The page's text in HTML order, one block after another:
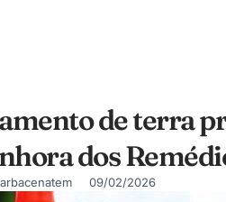
de terra
dos
09/02/2026